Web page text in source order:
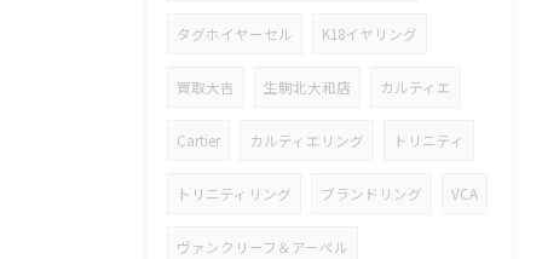
タグホイヤーセル K18イヤリング
買取大吉 生駒北大和店 カルティエ
Cartier カルティエリング トリニティ
トリニティリング ブランドリング VCA
ヴァンクリーフ＆アーペル